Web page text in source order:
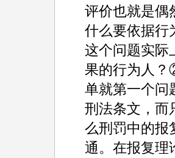
评价也就是偶
什么要依据行
这个问题实
果的行为人
单就第一个问
刑法条文，而
么刑罚中的报
通。在报复理